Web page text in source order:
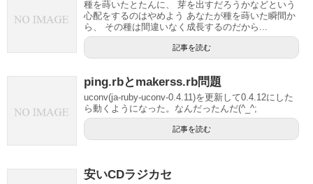
種を蒔いたとたんに、 芽を出すだろうかなどという
心配をするのはやめよう あなたが種を蒔いた瞬間か
ら、 その種は間違いなく成長するのだから...
記事を読む
ping.rbとmakerss.rb問題
uconv(ja-ruby-uconv-0.4.11)を更新して0.4.12にした
ら動くようになった。なんだったんだ(^_^;
記事を読む
安いCDラジカセ